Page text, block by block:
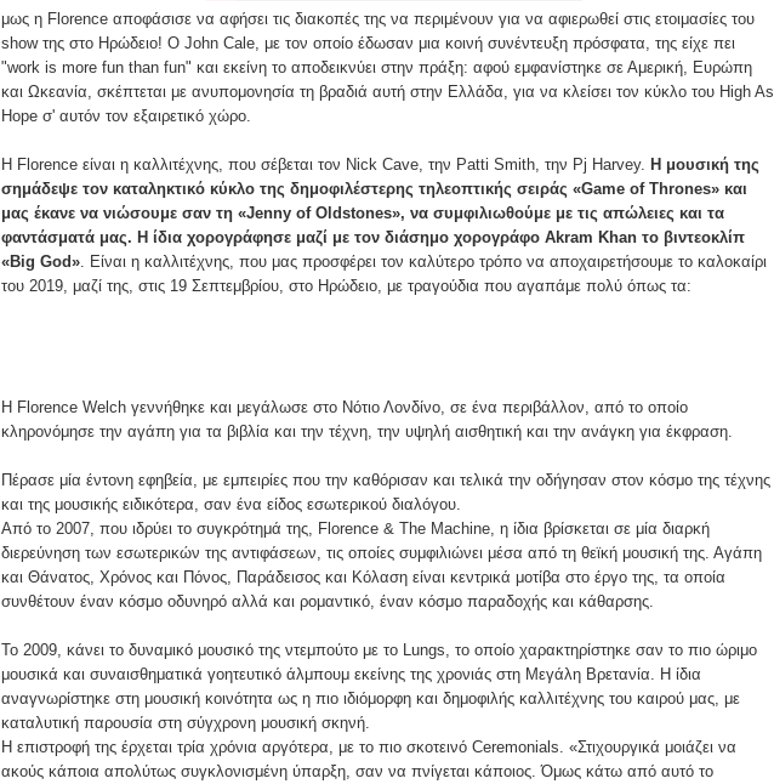
μως η Florence αποφάσισε να αφήσει τις διακοπές της να περιμένουν για να αφιερωθεί στις ετοιμασίες του
show της στο Ηρώδειο! Ο John Cale, με τον οποίο έδωσαν μια κοινή συνέντευξη πρόσφατα, της είχε πει
"work is more fun than fun" και εκείνη το αποδεικνύει στην πράξη: αφού εμφανίστηκε σε Αμερική, Ευρώπη
και Ωκεανία, σκέπτεται με ανυπομονησία τη βραδιά αυτή στην Ελλάδα, για να κλείσει τον κύκλο του High As
Hope σ' αυτόν τον εξαιρετικό χώρο.
Η Florence είναι η καλλιτέχνης, που σέβεται τον Nick Cave, την Patti Smith, την Pj Harvey. Η μουσική της
σημάδεψε τον καταληκτικό κύκλο της δημοφιλέστερης τηλεοπτικής σειράς «Game of Thrones» και
μας έκανε να νιώσουμε σαν τη «Jenny of Oldstones», να συμφιλιωθούμε με τις απώλειες και τα
φαντάσματά μας. Η ίδια χορογράφησε μαζί με τον διάσημο χορογράφο Akram Khan το βιντεοκλίπ
«Big God» . Είναι η καλλιτέχνης, που μας προσφέρει τον καλύτερο τρόπο να αποχαιρετήσουμε το καλοκαίρι
του 2019, μαζί της, στις 19 Σεπτεμβρίου, στο Ηρώδειο, με τραγούδια που αγαπάμε πολύ όπως τα:
Η Florence Welch γεννήθηκε και μεγάλωσε στο Νότιο Λονδίνο, σε ένα περιβάλλον, από το οποίο
κληρονόμησε την αγάπη για τα βιβλία και την τέχνη, την υψηλή αισθητική και την ανάγκη για έκφραση.
Πέρασε μία έντονη εφηβεία, με εμπειρίες που την καθόρισαν και τελικά την οδήγησαν στον κόσμο της τέχνης
και της μουσικής ειδικότερα, σαν ένα είδος εσωτερικού διαλόγου.
Από το 2007, που ιδρύει το συγκρότημά της, Florence & The Machine, η ίδια βρίσκεται σε μία διαρκή
διερεύνηση των εσωτερικών της αντιφάσεων, τις οποίες συμφιλιώνει μέσα από τη θεϊκή μουσική της. Αγάπη
και Θάνατος, Χρόνος και Πόνος, Παράδεισος και Κόλαση είναι κεντρικά μοτίβα στο έργο της, τα οποία
συνθέτουν έναν κόσμο οδυνηρό αλλά και ρομαντικό, έναν κόσμο παραδοχής και κάθαρσης.
Το 2009, κάνει το δυναμικό μουσικό της ντεμπούτο με το Lungs, το οποίο χαρακτηρίστηκε σαν το πιο ώριμο
μουσικά και συναισθηματικά γοητευτικό άλμπουμ εκείνης της χρονιάς στη Μεγάλη Βρετανία. Η ίδια
αναγνωρίστηκε στη μουσική κοινότητα ως η πιο ιδιόμορφη και δημοφιλής καλλιτέχνης του καιρού μας, με
καταλυτική παρουσία στη σύγχρονη μουσική σκηνή.
Η επιστροφή της έρχεται τρία χρόνια αργότερα, με το πιο σκοτεινό Ceremonials. «Στιχουργικά μοιάζει να
ακούς κάποια απολύτως συγκλονισμένη ύπαρξη, σαν να πνίγεται κάποιος. Όμως κάτω από αυτό το